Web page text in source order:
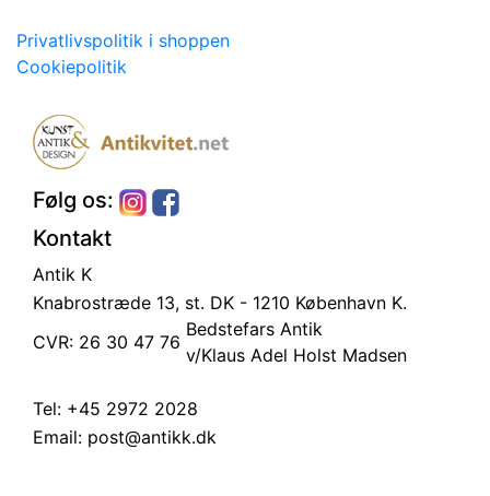
Privatlivspolitik i shoppen
Cookiepolitik
Følg os:
Kontakt
Antik K
Knabrostræde 13, st. DK - 1210 København K.
CVR: 26 30 47 76
Bedstefars Antik
v/Klaus Adel Holst Madsen
Tel: +45 2972 2028
Email: post@antikk.dk